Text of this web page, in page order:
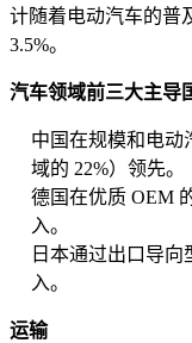
计随着电动汽车的普
3.5%。
汽车领域前三大主导
中国在规模和电动
域的 22%）领先。
德国在优质 OEM
入。
日本通过出口导向
入。
运输